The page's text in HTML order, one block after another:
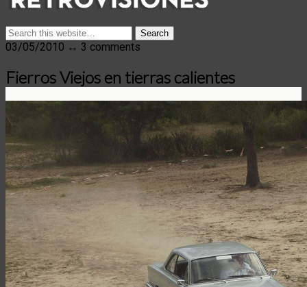
03/05/2010 ↔ 3 comments
Fierros Viejos en tierras calientes